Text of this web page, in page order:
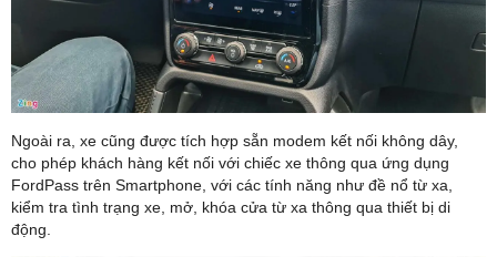
Ngoài ra, xe cũng được tích hợp sẵn modem kết nối không dây,
cho phép khách hàng kết nối với chiếc xe thông qua ứng dụng
FordPass trên Smartphone, với các tính năng như đề nổ từ xa,
kiểm tra tình trạng xe, mở, khóa cửa từ xa thông qua thiết bị di
động.